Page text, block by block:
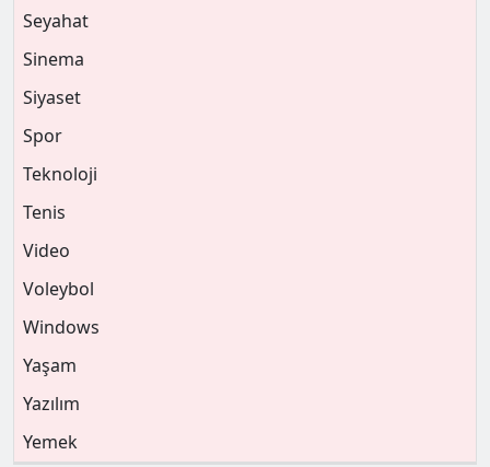
Seyahat
Sinema
Siyaset
Spor
Teknoloji
Tenis
Video
Voleybol
Windows
Yaşam
Yazılım
Yemek